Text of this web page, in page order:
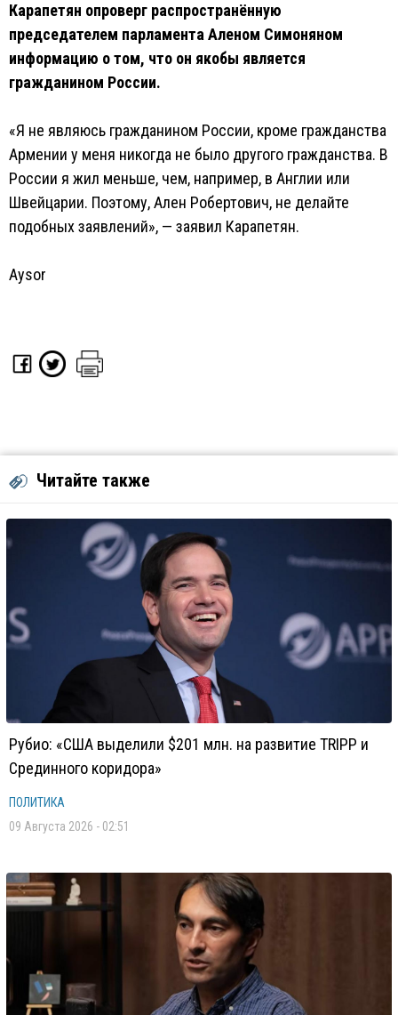
Карапетян опроверг распространённую
председателем парламента Аленом Симоняном
информацию о том, что он якобы является
гражданином России.
«Я не являюсь гражданином России, кроме гражданства
Армении у меня никогда не было другого гражданства. В
России я жил меньше, чем, например, в Англии или
Швейцарии. Поэтому, Ален Робертович, не делайте
подобных заявлений», — заявил Карапетян.
Aysor
Читайте также
Рубио: «США выделили $201 млн. на развитие TRIPP и
Срединного коридора»
ПОЛИТИКА
09 Августа 2026 - 02:51